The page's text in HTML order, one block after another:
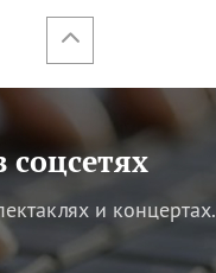
и концертах.